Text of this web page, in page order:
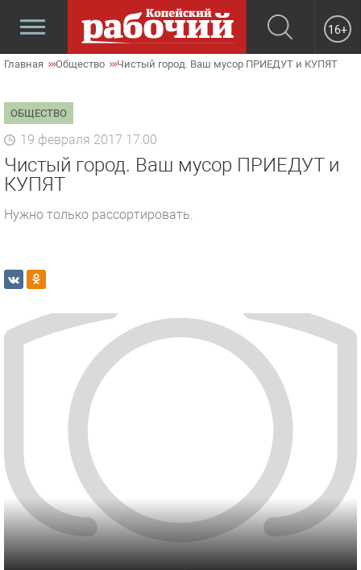
16+
Главная Общество Чистый город. Ваш мусор ПРИЕДУТ и КУПЯТ
ОБЩЕСТВО
19 февраля 2017 17:00
Чистый город. Ваш мусор ПРИЕДУТ и
КУПЯТ
Нужно только рассортировать.